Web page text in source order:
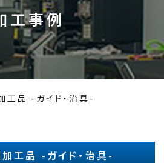
工事例
工品 -ガイド・治具-
加工品 -ガイド・治具-